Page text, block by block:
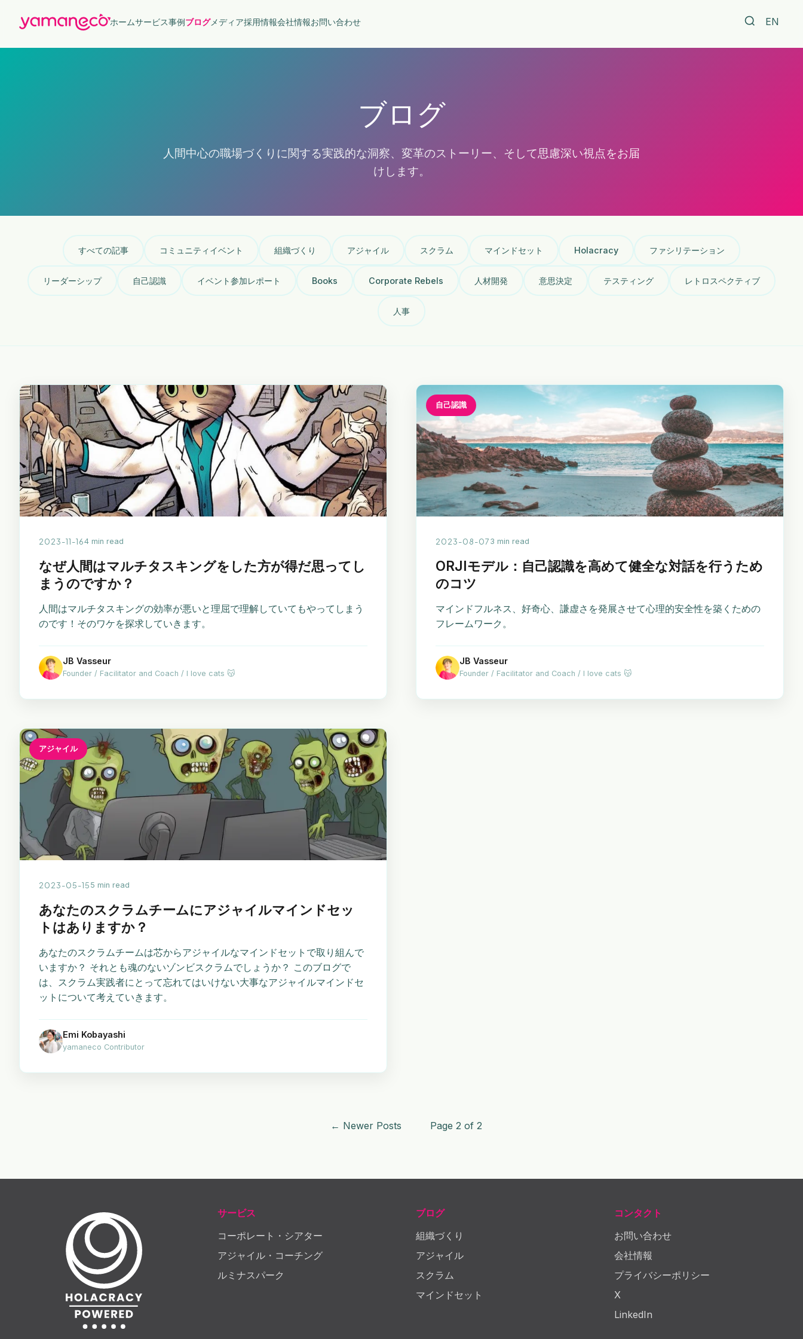
ホームサービス事例ブログメディア採用情報会社情報お問い合わせ EN
ブログ
人間中心の職場づくりに関する実践的な洞察、変革のストーリー、そして思慮深い視点をお届
けします。
すべての記事 コミュニティイベント 組織づくり アジャイル スクラム マインドセット Holacracy ファシリテーション
リーダーシップ 自己認識 イベント参加レポート Books Corporate Rebels 人材開発 意思決定 テスティング レトロスペクティブ
人事
2023-11-164 min read
なぜ人間はマルチタスキングをした方が得だ思ってし
まうのですか？
人間はマルチタスキングの効率が悪いと理屈で理解していてもやってしまう
のです！そのワケを探求していきます。
JB Vasseur
Founder / Facilitator and Coach / I love cats 😽
自己認識
2023-08-07 3 min read
ORJIモデル：自己認識を高めて健全な対話を行うため
のコツ
マインドフルネス、好奇心、謙虚さを発展させて心理的安全性を築くための
フレームワーク。
JB Vasseur
Founder / Facilitator and Coach / I love cats 😽
アジャイル
2023-05-15 5 min read
あなたのスクラムチームにアジャイルマインドセッ
トはありますか？
あなたのスクラムチームは芯からアジャイルなマインドセットで取り組んで
いますか？ それとも魂のないゾンビスクラムでしょうか？ このブログで
は、スクラム実践者にとって忘れてはいけない大事なアジャイルマインドセ
ットについて考えていきます。
Emi Kobayashi
yamaneco Contributor
← Newer Posts Page 2 of 2
サービス
コーポレート・シアター
アジャイル・コーチング
ルミナスパーク
ブログ
組織づくり
アジャイル
スクラム
マインドセット
コンタクト
お問い合わせ
会社情報
プライバシーポリシー
X
LinkedIn